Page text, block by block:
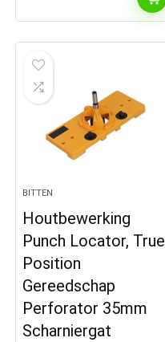
BITTEN
Houtbewerking
Punch Locator, True
Position
Gereedschap
Perforator 35mm
Scharniergat